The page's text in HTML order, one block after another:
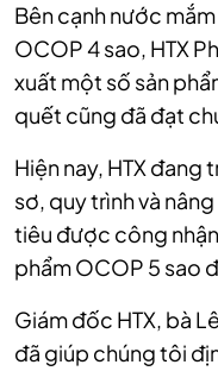
Bên cạnh nước
OCOP 4 sao, HTX
xuất một số sản
quết cũng đã đạt
Hiện nay, HTX
sơ, quy trình và
tiêu được công
phẩm OCOP 5 sao
Giám đốc HTX, bà
đã giúp chúng tôi